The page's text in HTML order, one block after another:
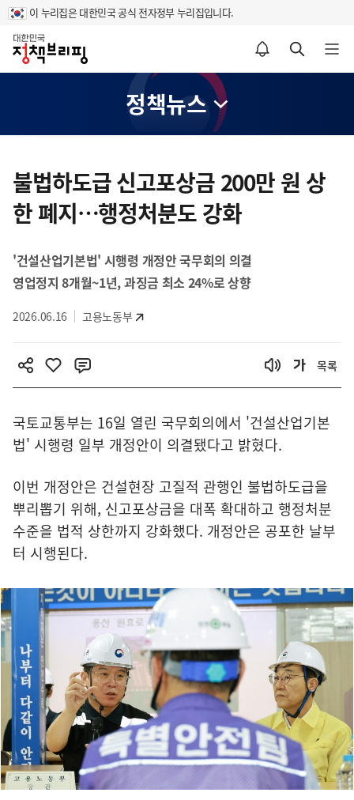
이 누리집은 대한민국 공식 전자정부 누리집입니다.
홈
알림설정 바로가기 검색 바로가기 메뉴 열기
정책뉴스
텐
츠
영
불법하도급 신고포상금 200만 원 상
한 폐지…행정처분도 강화
'건설산업기본법' 시행령 개정안 국무회의 의결
영업정지 8개월~1년, 과징금 최소 24%로 상향
2026.06.16 고용노동부
목록
국토교통부는 16일 열린 국무회의에서 '건설산업기본
법' 시행령 일부 개정안이 의결됐다고 밝혔다.
이번 개정안은 건설현장 고질적 관행인 불법하도급을
뿌리뽑기 위해, 신고포상금을 대폭 확대하고 행정처분
수준을 법적 상한까지 강화했다. 개정안은 공포한 날부
터 시행된다.